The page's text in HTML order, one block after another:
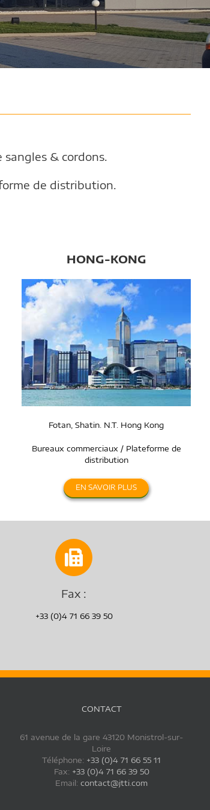
& cordons.
de distribution.
HONG-KONG
Fotan, Shatin. N.T. Hong Kong
Bureaux commerciaux / Plateforme de
distribution
EN SAVOIR PLUS
Fax :
+33 (0)4 71 66 39 50
CONTACT
61 avenue de la gare 43120 Monistrol-sur-
Loire
Téléphone: +33 (0)4 71 66 55 11
Fax: +33 (0)4 71 66 39 50
Email:contact@jtti.com